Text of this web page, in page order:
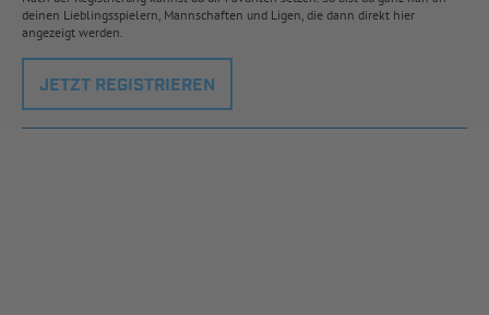
deinen Lieblingsspielern, Mannschaften und Ligen, die dann direkt hier
angezeigt werden.
JETZT REGISTRIEREN